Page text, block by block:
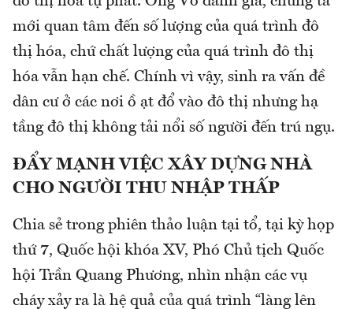
mới quan tâm đến số lượng của quá trình đô
thị hóa, chứ chất lượng của quá trình đô thị
hóa vẫn hạn chế. Chính vì vậy, sinh ra vấn đề
dân cư ở các nơi ồ ạt đổ vào đô thị nhưng hạ
tầng đô thị không tải nổi số người đến trú ngụ.
ĐẨY MẠNH VIỆC XÂY DỰNG NHÀ
CHO NGƯỜI THU NHẬP THẤP
Chia sẻ trong phiên thảo luận tại tổ, tại kỳ họp
thứ 7, Quốc hội khóa XV, Phó Chủ tịch Quốc
hội Trần Quang Phương, nhìn nhận các vụ
cháy xảy ra là hệ quả của quá trình “làng lên